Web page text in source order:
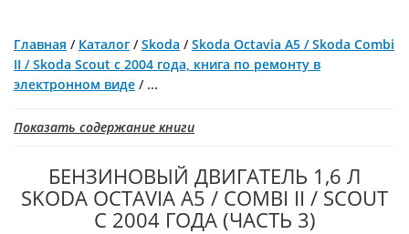
Главная / Каталог /Skoda /Skoda Octavia A5 / Skoda Combi
II / Skoda Scout с 2004 года, книга по ремонту в
электронном виде / ...
Показать содержание книги
БЕНЗИНОВЫЙ ДВИГАТЕЛЬ 1,6 Л
SKODA OCTAVIA A5 / COMBI II / SCOUT
С 2004 ГОДА (ЧАСТЬ 3)